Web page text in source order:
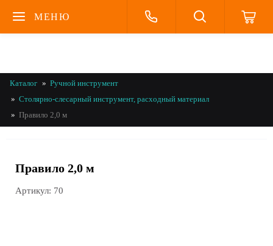
МЕНЮ
Каталог
Ручной инструмент
Столярно-слесарный инструмент, расходный материал
Правило 2,0 м
Правило 2,0 м
Артикул: 70